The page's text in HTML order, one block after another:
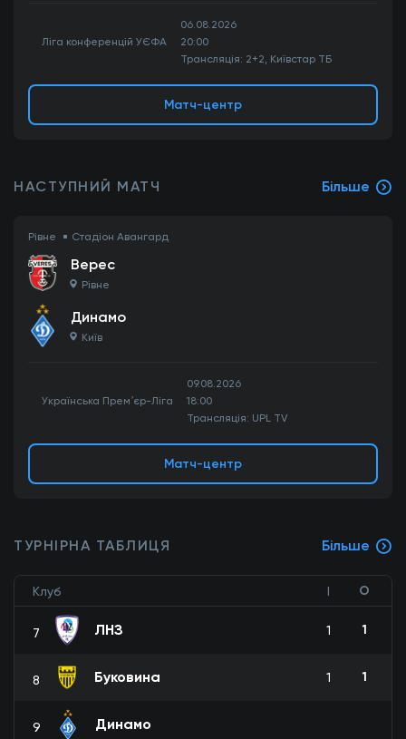
Ліга конференцій УЄФА
06.08.2026
20:00
Трансляція: 2+2, Київстар ТБ
Матч-центр
НАСТУПНИЙ МАТЧ Більше
Рівне Стадіон Авангард
Верес
Рівне
Динамо
Київ
Українська Премʼєр-Ліга
09.08.2026
18:00
Трансляція: UPL TV
Матч-центр
ТУРНІРНА ТАБЛИЦЯ Більше
Клуб І О
7 ЛНЗ 1 1
8 Буковина 1 1
9 Динамо